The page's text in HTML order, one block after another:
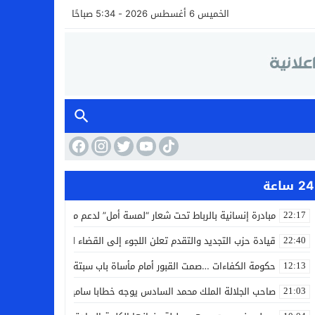
الخميس 6 أغسطس 2026 - 5:34 صباحًا
24 ساعة
22:17 مبادرة إنسانية بالرباط تحت شعار “لمسة أمل” لدعم مرضى السرطان
22:40 قيادة حزب التجديد والتقدم تعلن اللجوء إلى القضاء لمواجهة ما
12:13 حكومة الكفاءات …صمت القبور أمام مأساة باب سبتة
21:03 صاحب الجلالة الملك محمد السادس يوجه خطابا ساميا إلى الأمة